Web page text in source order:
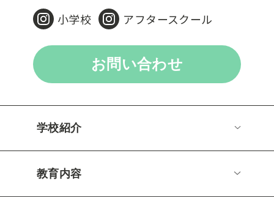
小学校 アフタースクール
お問い合わせ
学校紹介
教育内容